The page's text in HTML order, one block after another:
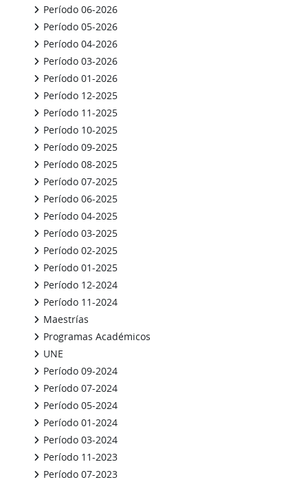
Período 06-2026
Período 05-2026
Período 04-2026
Período 03-2026
Período 01-2026
Período 12-2025
Período 11-2025
Período 10-2025
Período 09-2025
Período 08-2025
Período 07-2025
Período 06-2025
Período 04-2025
Período 03-2025
Período 02-2025
Período 01-2025
Período 12-2024
Período 11-2024
Maestrías
Programas Académicos
UNE
Período 09-2024
Período 07-2024
Período 05-2024
Período 01-2024
Período 03-2024
Período 11-2023
Período 07-2023